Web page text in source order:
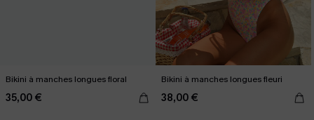
Bikini à manches longues floral
35,00 €
Bikini à manches longues fleuri
38,00 €